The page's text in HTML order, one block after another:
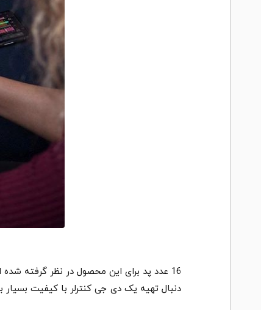
16 عدد پد برای این محصول در نظر گرفته
دنبال تهیه یک دی جی کنترلر با کیفیت بسیار